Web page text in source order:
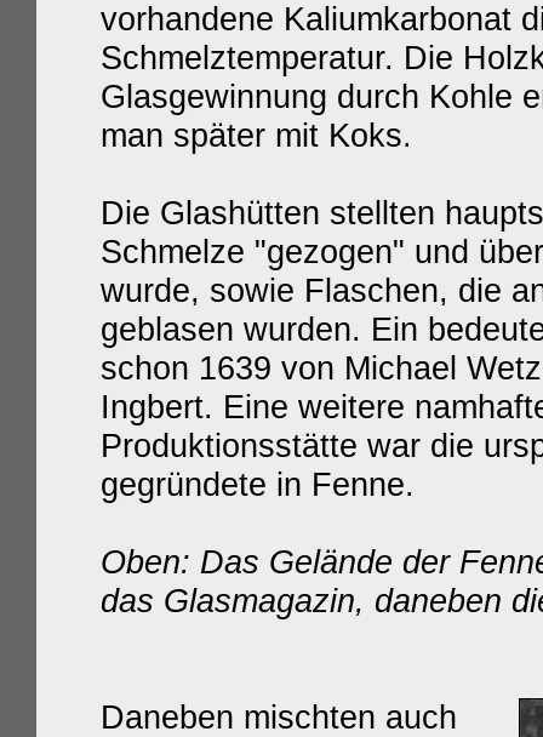
vorhandene Kaliumkarbonat
Schmelztemperatur. Die
Glasgewinnung durch Kohle
man später mit Koks.
Die Glashütten stellten
Schmelze "gezogen" und
wurde, sowie Flaschen, die
geblasen wurden. Ein
schon 1639 von Michael
Ingbert. Eine weitere
Produktionsstätte war die
gegründete in Fenne.
Oben: Das Gelände der
das Glasmagazin, daneben
Daneben mischten auch